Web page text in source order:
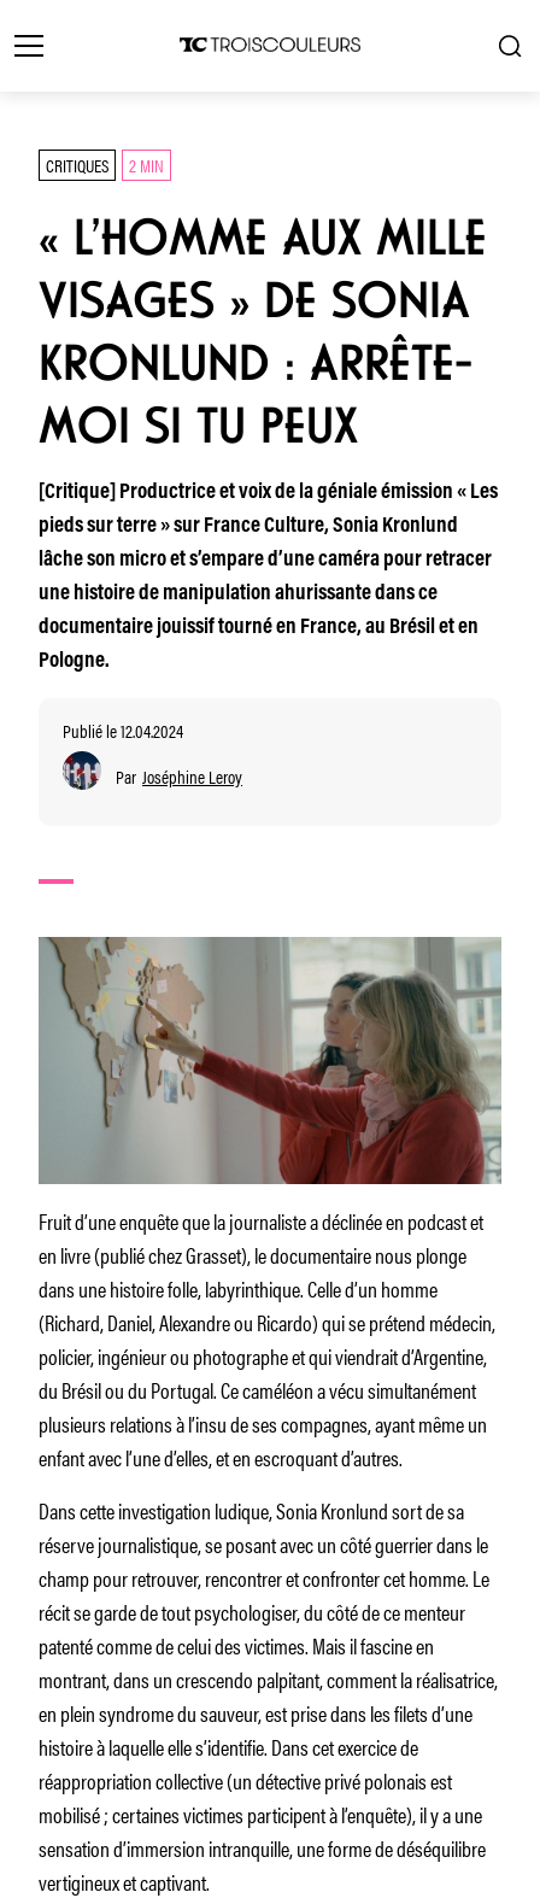
CRITIQUES 2 MIN
« L’HOMME AUX MILLE
VISAGES » DE SONIA
KRONLUND : ARRÊTE-
MOI SI TU PEUX
[Critique] Productrice et voix de la géniale émission « Les
pieds sur terre » sur France Culture, Sonia Kronlund
lâche son micro et s’empare d’une caméra pour retracer
une histoire de manipulation ahurissante dans ce
documentaire jouissif tourné en France, au Brésil et en
Pologne.
Publié le 12.04.2024
Par Joséphine Leroy
Fruit d’une enquête que la journaliste a déclinée en podcast et
en livre (publié chez Grasset), le documentaire nous plonge
dans une histoire folle, labyrinthique. Celle d’un homme
(Richard, Daniel, Alexandre ou Ricardo) qui se prétend médecin,
policier, ingénieur ou photographe et qui viendrait d’Argentine,
du Brésil ou du Portugal. Ce caméléon a vécu simultanément
plusieurs relations à l’insu de ses compagnes, ayant même un
enfant avec l’une d’elles, et en escroquant d’autres.
Dans cette investigation ludique, Sonia Kronlund sort de sa
réserve journalistique, se posant avec un côté guerrier dans le
champ pour retrouver, rencontrer et confronter cet homme. Le
récit se garde de tout psychologiser, du côté de ce menteur
patenté comme de celui des victimes. Mais il fascine en
montrant, dans un crescendo palpitant, comment la réalisatrice,
en plein syndrome du sauveur, est prise dans les filets d’une
histoire à laquelle elle s’identifie. Dans cet exercice de
réappropriation collective (un détective privé polonais est
mobilisé ; certaines victimes participent à l’enquête), il y a une
sensation d’immersion intranquille, une forme de déséquilibre
vertigineux et captivant.